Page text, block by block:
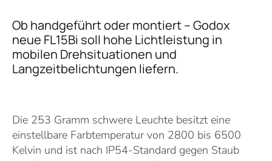
Ob handgeführt oder montiert – Godox
neue FL15Bi soll hohe Lichtleistung in
mobilen Drehsituationen und
Langzeitbelichtungen liefern.
Die 253 Gramm schwere Leuchte besitzt eine
einstellbare Farbtemperatur von 2800 bis 6500
Kelvin und ist nach IP54-Standard gegen Staub